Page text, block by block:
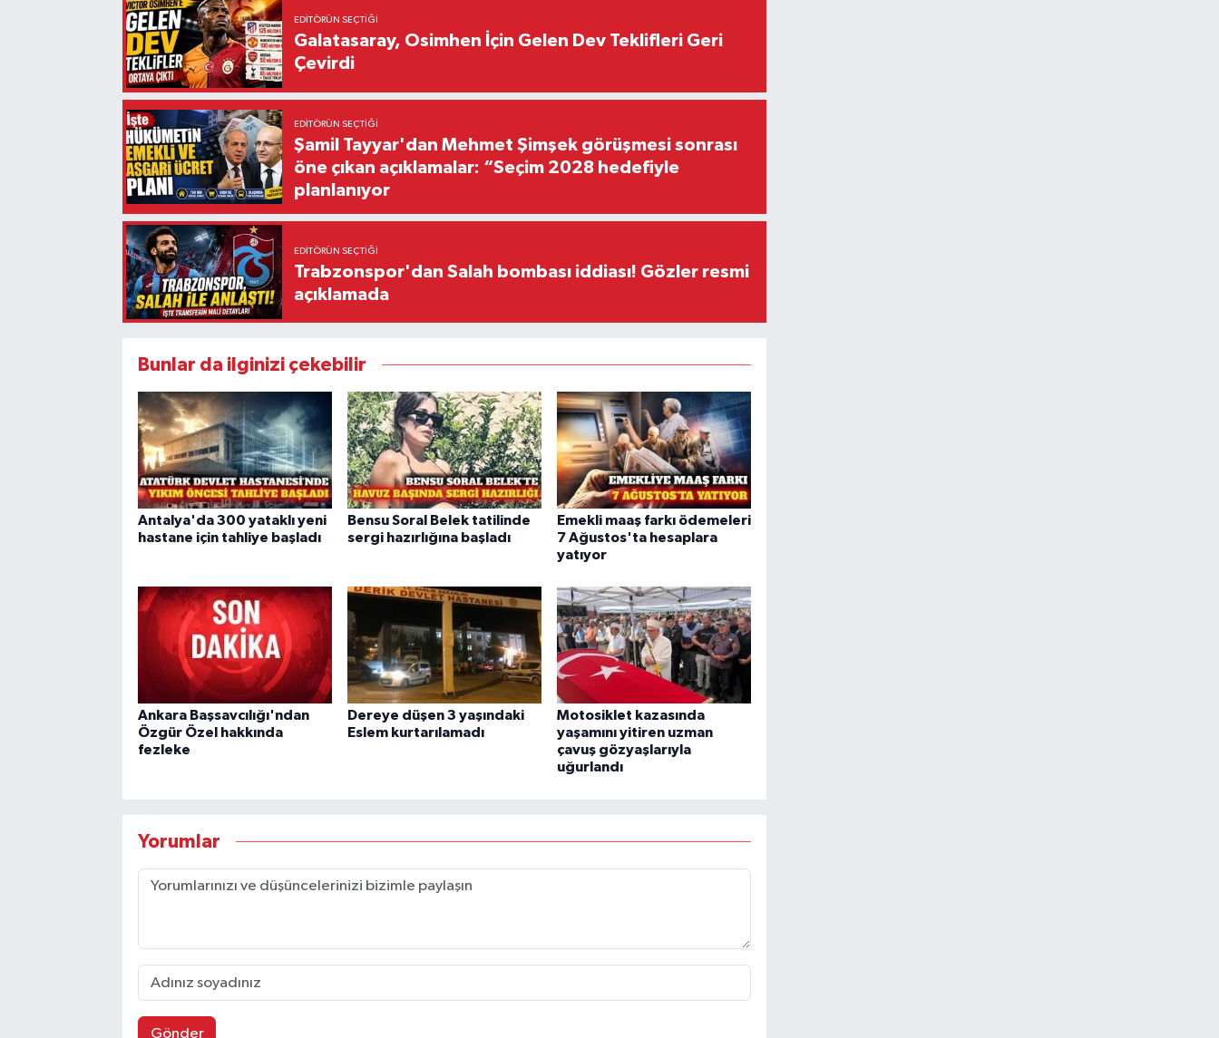
EDITÖRÜN SEÇTIĞI
Galatasaray, Osimhen İçin Gelen Dev Teklifleri Geri
Çevirdi
EDITÖRÜN SEÇTIĞI
Şamil Tayyar'dan Mehmet Şimşek görüşmesi sonrası
öne çıkan açıklamalar: “Seçim 2028 hedefiyle
planlanıyor
EDITÖRÜN SEÇTIĞI
Trabzonspor'dan Salah bombası iddiası! Gözler resmi
açıklamada
Bunlar da ilginizi çekebilir
Antalya'da 300 yataklı yeni
hastane için tahliye başladı
Bensu Soral Belek tatilinde
sergi hazırlığına başladı
Emekli maaş farkı ödemeleri
7 Ağustos'ta hesaplara
yatıyor
Ankara Başsavcılığı'ndan
Özgür Özel hakkında
fezleke
Dereye düşen 3 yaşındaki
Eslem kurtarılamadı
Motosiklet kazasında
yaşamını yitiren uzman
çavuş gözyaşlarıyla
uğurlandı
Yorumlar
Gönder